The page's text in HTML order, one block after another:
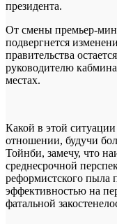
президента.
От смены премьер-
подвергнется
правительства
руководителю
местах.
Какой в этой
отношении, будучи
Тойнби, замечу, что
среднесрочной
реформистского пыла
эффективностью на
фатальной